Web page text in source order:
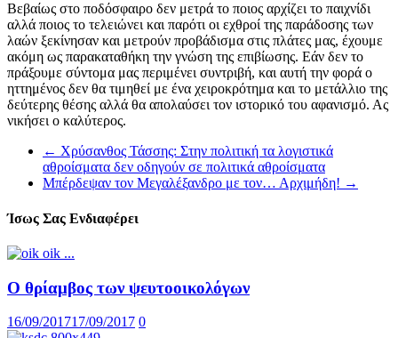
Βεβαίως στο ποδόσφαιρο δεν μετρά το ποιος αρχίζει το παιχνίδι
αλλά ποιος το τελειώνει και παρότι οι εχθροί της παράδοσης των
λαών ξεκίνησαν και μετρούν προβάδισμα στις πλάτες μας, έχουμε
ακόμη ως παρακαταθήκη την γνώση της επιβίωσης. Εάν δεν το
πράξουμε σύντομα μας περιμένει συντριβή, και αυτή την φορά ο
ηττημένος δεν θα τιμηθεί με ένα χειροκρότημα και το μετάλλιο της
δεύτερης θέσης αλλά θα απολαύσει τον ιστορικό του αφανισμό. Ας
νικήσει ο καλύτερος.
← Χρύσανθος Τάσσης: Στην πολιτική τα λογιστικά
αθροίσματα δεν οδηγούν σε πολιτικά αθροίσματα
Μπέρδεψαν τον Μεγαλέξανδρο με τον… Αρχιμήδη! →
Ίσως Σας Ενδιαφέρει
Ο θρίαμβος των ψευτοοικολόγων
16/09/201717/09/2017 0